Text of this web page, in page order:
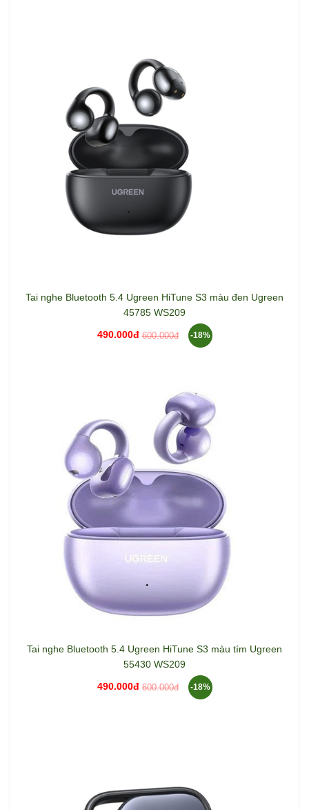
Tai nghe Bluetooth 5.4 Ugreen HiTune S3 màu đen Ugreen
45785 WS209
490.000đ 600.000đ -18%
Tai nghe Bluetooth 5.4 Ugreen HiTune S3 màu tím Ugreen
55430 WS209
490.000đ 600.000đ -18%